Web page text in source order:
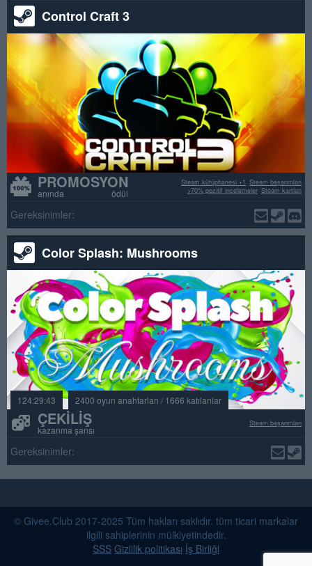
Control Craft 3
PROMOSYON
anında ödül
Steam başarımları
Steam kütüphanesi +1
Steam kartları
>70% pozitif incelemeler
Gereksinimler:
Color Splash: Mushrooms
124:29:43 2400 oyun anahtarları / 1666 katılanlar
ÇEKILIŞ
kazanma şansı
Steam başarımları
Gereksinimler:
© Givee.Club 2017-2025 Tüm hakları saklıdır. tüm ticari markalar
ilgili sahiplerinin mülkiyetindedir.
SSS Gizlilik politikası İş Birliği